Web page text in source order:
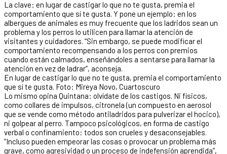
La clave: en lugar de castigar lo que no te gusta, premia el
comportamiento que sí te gusta. Y pone un ejemplo: en los
albergues de animales es muy frecuente que los ladridos sean un
problema y los perros lo utilicen para llamar la atención de
visitantes y cuidadores. “Sin embargo, se puede modificar el
comportamiento recompensando a los perros con premios
cuando están calmados, enseñándoles a sentarse para llamar la
atención en vez de ladrar”, aconseja.
En lugar de castigar lo que no te gusta, premia el comportamiento
que sí te gusta. Foto: Mireya Novo, Cuartoscuro
Lo mismo opina Quintana: olvídate de los castigos. Ni físicos,
como collares de impulsos, citronela (un compuesto en aerosol
que se vende como método antiladridos para pulverizar el hocico),
ni golpear al perro. Tampoco psicológicos, en forma de castigo
verbal o confinamiento: todos son crueles y desaconsejables.
“Incluso pueden empeorar las cosas o provocar un problema más
grave, como agresividad o un proceso de indefensión aprendida”,